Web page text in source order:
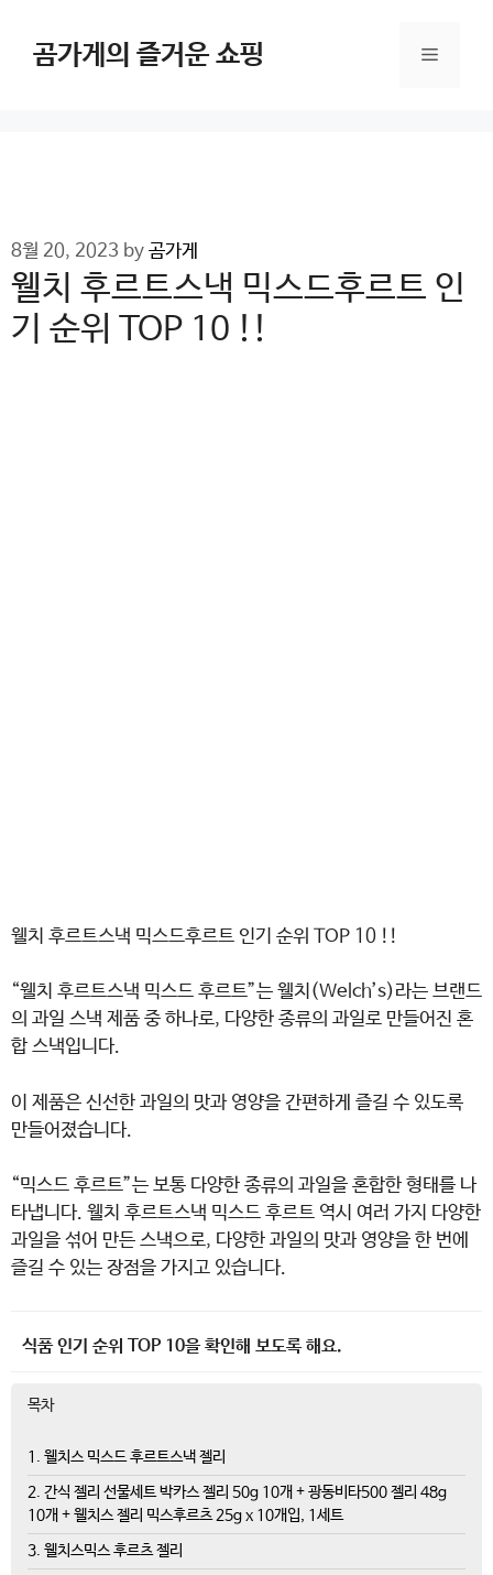
content곰가게의 즐거운 쇼핑 Menu
8월 20, 2023 by 곰가게
웰치 후르트스낵 믹스드후르트 인
기 순위 TOP 10 !!
웰치 후르트스낵 믹스드후르트 인기 순위 TOP 10 !!
“웰치 후르트스낵 믹스드 후르트”는 웰치(Welch’s)라는 브랜드
의 과일 스낵 제품 중 하나로, 다양한 종류의 과일로 만들어진 혼
합 스낵입니다.
이 제품은 신선한 과일의 맛과 영양을 간편하게 즐길 수 있도록
만들어졌습니다.
“믹스드 후르트”는 보통 다양한 종류의 과일을 혼합한 형태를 나
타냅니다. 웰치 후르트스낵 믹스드 후르트 역시 여러 가지 다양한
과일을 섞어 만든 스낵으로, 다양한 과일의 맛과 영양을 한 번에
즐길 수 있는 장점을 가지고 있습니다.
식품 인기 순위 TOP 10을 확인해 보도록 해요.
목차
1. 웰치스 믹스드 후르트스낵 젤리
2. 간식 젤리 선물세트 박카스 젤리 50g 10개 + 광동비타500 젤리 48g
10개 + 웰치스 젤리 믹스후르츠 25g x 10개입, 1세트
3. 웰치스믹스 후르츠 젤리